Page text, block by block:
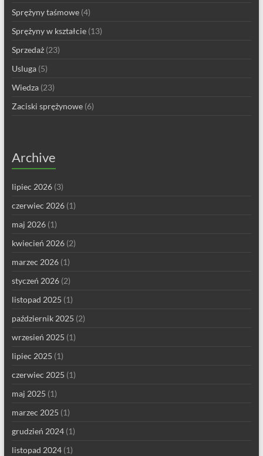
Sprężyny taśmowe(4)
Sprężyny w kształcie(13)
Sprzedaż(23)
Usluga(5)
Wiedza(23)
Zaciski sprężynowe(6)
Archive
lipiec 2026(3)
czerwiec 2026(1)
maj 2026(1)
kwiecień 2026(2)
marzec 2026(1)
styczeń 2026(2)
listopad 2025 (1)
październik 2025 (2)
wrzesień 2025 (1)
lipiec 2025 (1)
czerwiec 2025 (1)
maj 2025 (1)
marzec 2025 (1)
grudzień 2024(1)
listopad 2024(1)